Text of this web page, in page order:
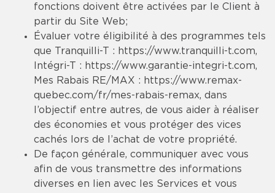
fonctions doivent être activées par le Client à
partir du Site Web;
Évaluer votre éligibilité à des programmes tels
que Tranquilli-T : https://www.tranquilli-t.com,
Intégri-T : https://www.garantie-integri-t.com,
Mes Rabais RE/MAX : https://www.remax-
quebec.com/fr/mes-rabais-remax, dans
l’objectif entre autres, de vous aider à réaliser
des économies et vous protéger des vices
cachés lors de l’achat de votre propriété.
De façon générale, communiquer avec vous
afin de vous transmettre des informations
diverses en lien avec les Services et vous